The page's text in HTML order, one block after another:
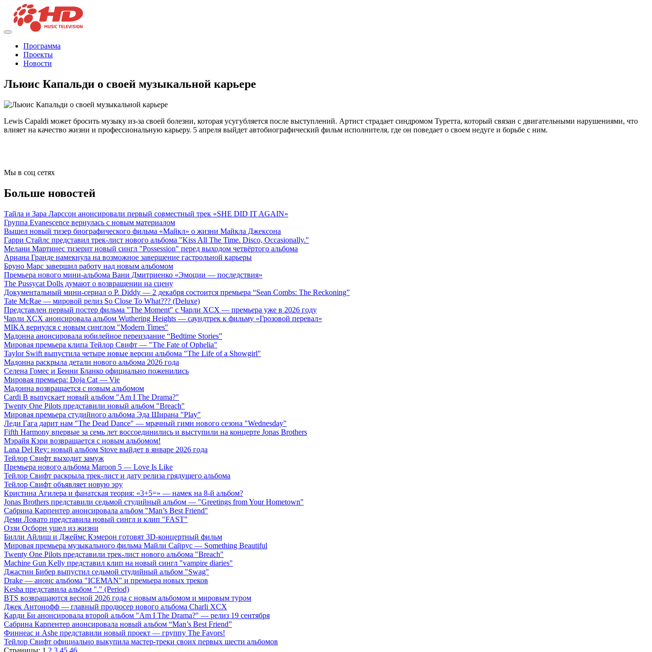
Программа
Проекты
Новости
Льюис Капальди о своей музыкальной карьере
Lewis Capaldi может бросить музыку из-за своей болезни, которая усугубляется после выступлений. Артист страдает синдромом Туретта, который связан с двигательными нарушениями, что
влияет на качество жизни и профессиональную карьеру. 5 апреля выйдет автобиографический фильм исполнителя, где он поведает о своем недуге и борьбе с ним.
Мы в соц сетях
Больше новостей
Тайла и Зара Ларссон анонсировали первый совместный трек «SHE DID IT AGAIN»
Группа Evanescence вернулась с новым материалом
Вышел новый тизер биографического фильма «Майкл» о жизни Майкла Джексона
Гарри Стайлс представил трек-лист нового альбома "Kiss All The Time. Disco, Occasionally."
Мелани Мартинес тизерит новый сингл "Possession" перед выходом четвёртого альбома
Ариана Гранде намекнула на возможное завершение гастрольной карьеры
Бруно Марс завершил работу над новым альбомом
Премьера нового мини-альбома Вани Дмитриенко «Эмоции — последствия»
The Pussycat Dolls думают о возвращении на сцену
Документальный мини-сериал о P. Diddy — 2 декабря состоится премьера “Sean Combs: The Reckoning”
Tate McRae — мировой релиз So Close To What??? (Deluxe)
Представлен первый постер фильма "The Moment" с Чарли XCX — премьера уже в 2026 году
Чарли XCX анонсировала альбом Wuthering Heights — саундтрек к фильму «Грозовой перевал»
MIKA вернулся с новым синглом "Modern Times"
Мадонна анонсировала юбилейное переиздание “Bedtime Stories”
Мировая премьера клипа Тейлор Свифт — "The Fate of Ophelia"
Taylor Swift выпустила четыре новые версии альбома "The Life of a Showgirl"
Мадонна раскрыла детали нового альбома 2026 года
Селена Гомес и Бенни Бланко официально поженились
Мировая премьера: Doja Cat — Vie
Мадонна возвращается с новым альбомом
Cardi B выпускает новый альбом "Am I The Drama?"
Twenty One Pilots представили новый альбом "Breach"
Мировая премьера студийного альбома Эда Ширана "Play"
Леди Гага дарит нам "The Dead Dance" — мрачный гимн нового сезона "Wednesday"
Fifth Harmony впервые за семь лет воссоединились и выступили на концерте Jonas Brothers
Мэрайя Кэри возвращается с новым альбомом!
Lana Del Rey: новый альбом Stove выйдет в январе 2026 года
Тейлор Свифт выходит замуж
Премьера нового альбома Maroon 5 — Love Is Like
Тейлор Свифт раскрыла трек-лист и дату релиза грядущего альбома
Тейлор Свифт объявляет новую эру
Кристина Агилера и фанатская теория: «3+5=» — намек на 8-й альбом?
Jonas Brothers представили седьмой студийный альбом — "Greetings from Your Hometown"
Сабрина Карпентер анонсировала альбом "Man’s Best Friend"
Деми Ловато представила новый сингл и клип "FAST"
Оззи Осборн ушел из жизни
Билли Айлиш и Джеймс Кэмерон готовят 3D-концертный фильм
Мировая премьера музыкального фильма Майли Сайрус — Something Beautiful
Twenty One Pilots представили трек-лист нового альбома "Breach"
Machine Gun Kelly представил клип на новый сингл "vampire diaries"
Джастин Бибер выпустил седьмой студийный альбом "Swag"
Drake — анонс альбома "ICEMAN" и премьера новых треков
Kesha представила альбом "." (Period)
BTS возвращаются весной 2026 года с новым альбомом и мировым туром
Джек Антонофф — главный продюсер нового альбома Charli XCX
Карди Би анонсировала второй альбом "Am I The Drama?" — релиз 19 сентября
Сабрина Карпентер анонсировала новый альбом “Man’s Best Friend”
Финнеас и Ashe представили новый проект — группу The Favors!
Тейлор Свифт официально выкупила мастер-треки своих первых шести альбомов
Страницы: 1 2 3 45 46